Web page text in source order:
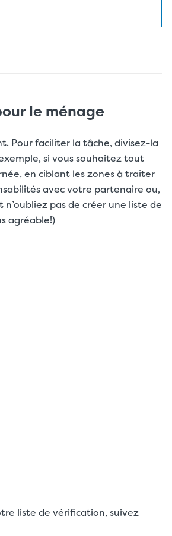
le ménage
Pour faciliter la tâche, divisez-la
si vous souhaitez tout
en ciblant les zones à traiter
avec votre partenaire ou,
pas de créer une liste de
agréable!)
liste de vérification, suivez